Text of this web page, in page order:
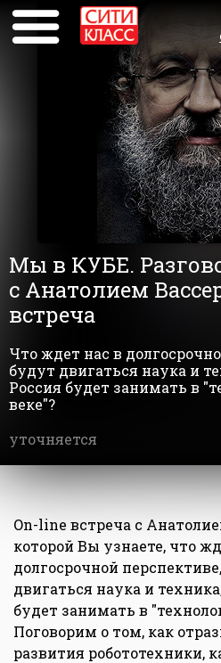
Мы в КУБЕ.
с Анатолием
встреча
Что ждет нас в
будут двигаться наука и
Россия будет занимать в
веке"?
уточняется
On-line встреча с
которой Вы узнаете, что
долгосрочной
двигаться наука и
будет занимать в
Поговорим о том, как
развития робототехники,